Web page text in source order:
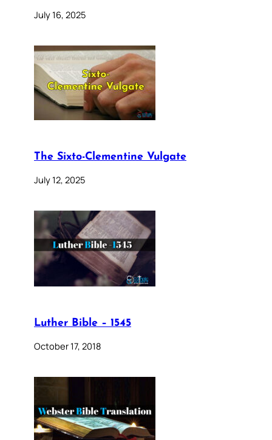
July 16, 2025
The Sixto-Clementine Vulgate
July 12, 2025
Luther Bible – 1545
October 17, 2018